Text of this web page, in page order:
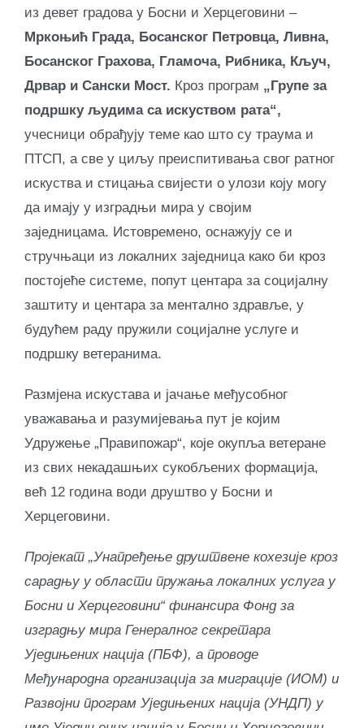
из девет градова у Босни и Херцеговини –
Мркоњић Града, Босанског Петровца, Ливна,
Босанског Грахова, Гламоча, Рибника, Кључ,
Дрвар и Сански Мост. Кроз програм „Групе за
подршку људима са искуством рата“,
учесници обрађују теме као што су траума и
ПТСП, а све у циљу преиспитивања свог ратног
искуства и стицања свијести о улози коју могу
да имају у изградњи мира у својим
заједницама. Истовремено, оснажују се и
стручњаци из локалних заједница како би кроз
постојеће системе, попут центара за социјалну
заштиту и центара за ментално здравље, у
будућем раду пружили социјалне услуге и
подршку ветеранима.
Размјена искустава и јачање међусобног
уважавања и разумијевања пут је којим
Удружење „Правипожар“, које окупља ветеране
из свих некадашњих сукобљених формација,
већ 12 година води друштво у Босни и
Херцеговини.
Пројекат „Унапређење друштвене кохезије кроз
сарадњу у области пружања локалних услуга у
Босни и Херцеговини“ финансира Фонд за
изградњу мира Генералног секретара
Уједињених нација (ПБФ), а проводе
Међународна организација за миграције (ИОМ) и
Развојни програм Уједињених нација (УНДП) у